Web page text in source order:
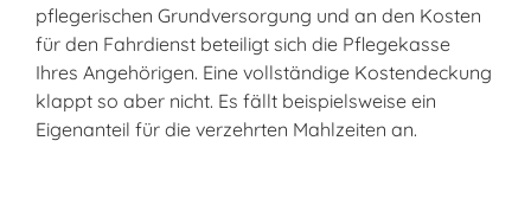
pflegerischen Grundversorgung und an den Kosten
für den Fahrdienst beteiligt sich die Pflegekasse
Ihres Angehörigen. Eine vollständige Kostendeckung
klappt so aber nicht. Es fällt beispielsweise ein
Eigenanteil für die verzehrten Mahlzeiten an.